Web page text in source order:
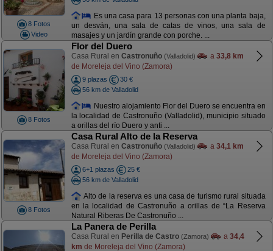
8 Fotos
Video
Es una casa para 13 personas con una planta baja,
un desván, una sala de catas de vinos, una sala de
masajes y un jardín grande con porche. ...
8 Fotos
Flor del Duero
Casa Rural en Castronuño (Valladolid) a 33,8 km
de Moreleja del Vino (Zamora)
9 plazas
30 €
56 km de Valladolid
Nuestro alojamiento Flor del Duero se encuentra en
la localidad de Castronuño (Valladolid), municipio situado
a orillas del río Duero y anti ...
8 Fotos
Casa Rural Alto de la Reserva
Casa Rural en Castronuño (Valladolid) a 34,1 km
de Moreleja del Vino (Zamora)
6+1 plazas
25 €
56 km de Valladolid
Alto de la reserva es una casa de turismo rural situada
en la localidad de Castronuño a orillas de “La Reserva
Natural Riberas De Castronuño ...
La Panera de Perilla
Casa Rural en Perilla de Castro (Zamora) a 34,4
km de Moreleja del Vino (Zamora)